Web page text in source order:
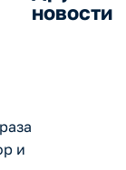
и
новости